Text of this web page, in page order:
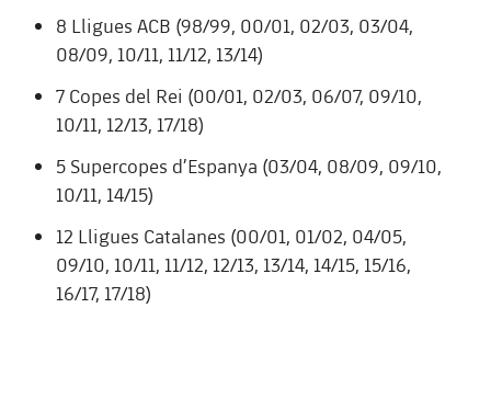
Història
Palmarès
Aleví
Masculí
Femení
Agenda
plusicon
més
Actualitat
Jugadors
Calendari
Resultats
Classificació
Hockey gel
Actualitat
Jugadors
Calendari
Resultats
Hoquei herba
plusicon
més
Notícies
Hockey Herba Masculí
Hockey Herba Femení
Patinatge artístic
plusicon
més
Actualitat
Plantilla
Escola de Patinatge
Rugby
8 Lligues ACB (98/99, 00/01, 02/03, 03/04,
08/09, 10/11, 11/12, 13/14)
7 Copes del Rei (00/01, 02/03, 06/07, 09/10,
10/11, 12/13, 17/18)
5 Supercopes d’Espanya (03/04, 08/09, 09/10,
10/11, 14/15)
12 Lligues Catalanes (00/01, 01/02, 04/05,
09/10, 10/11, 11/12, 12/13, 13/14, 14/15, 15/16,
16/17, 17/18)